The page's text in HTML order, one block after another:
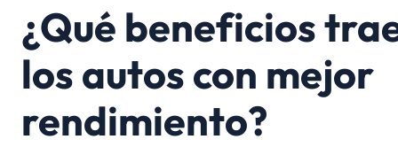
¿Qué beneficios
los autos con mejor
rendimiento?